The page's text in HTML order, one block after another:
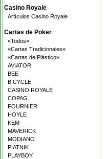
Casino Royale
Artículos Casino Royale
Cartas de Poker
«Todos»
«Cartas Tradicionales»
«Cartas de Plástico»
AVIATOR
BEE
BICYCLE
CASINO ROYALE
COPAG
FOURNIER
HOYLE
KEM
MAVERICK
MODIANO
PIATNIK
PLAYBOY